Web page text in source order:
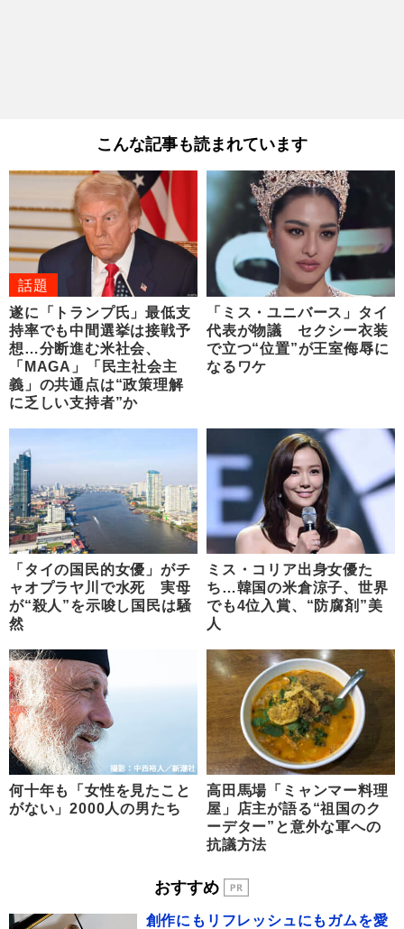
こんな記事も読まれています
話題
遂に「トランプ氏」最低支
持率でも中間選挙は接戦予
想…分断進む米社会、
「MAGA」「民主社会主
義」の共通点は“政策理解
に乏しい支持者”か
「ミス・ユニバース」タイ
代表が物議 セクシー衣装
で立つ“位置”が王室侮辱に
なるワケ
「タイの国民的女優」がチ
ャオプラヤ川で水死 実母
が“殺人”を示唆し国民は騒
然
ミス・コリア出身女優た
ち…韓国の米倉涼子、世界
でも4位入賞、“防腐剤”美
人
何十年も「女性を見たこと
がない」2000人の男たち
高田馬場「ミャンマー料理
屋」店主が語る“祖国のク
ーデター”と意外な軍への
抗議方法
おすすめ
創作にもリフレッシュにもガムを愛